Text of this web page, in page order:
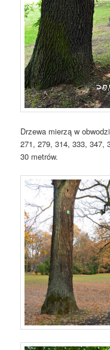
Drzewa mierzą w
271, 279, 314, 333, 347,
30 metrów.